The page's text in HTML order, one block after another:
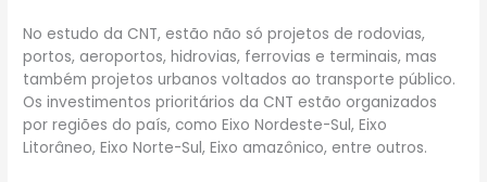
No estudo da CNT, estão não só projetos de rodovias,
portos, aeroportos, hidrovias, ferrovias e terminais, mas
também projetos urbanos voltados ao transporte público.
Os investimentos prioritários da CNT estão organizados
por regiões do país, como Eixo Nordeste-Sul, Eixo
Litorâneo, Eixo Norte-Sul, Eixo amazônico, entre outros.